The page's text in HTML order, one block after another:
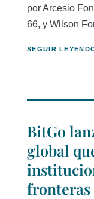
por Arcesio
66, y Wilson
SEGUIR
BitGo
global
fronteras